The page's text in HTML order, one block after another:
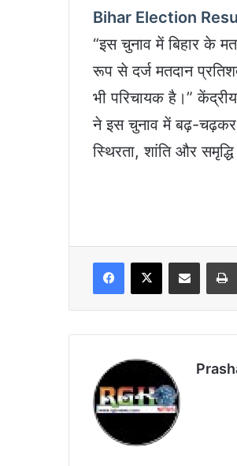
Bihar Election
“इस चुनाव में बिहार के
रूप से दर्ज मतदान
भी परिचायक है।”
ने इस चुनाव में बढ़-चढ़कर
स्थिरता, शांति और
Facebook
X Share via Email